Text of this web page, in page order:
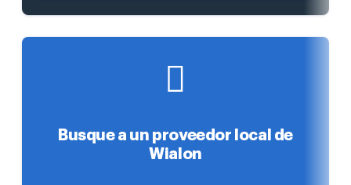
Busque a un proveedor local de
Wialon